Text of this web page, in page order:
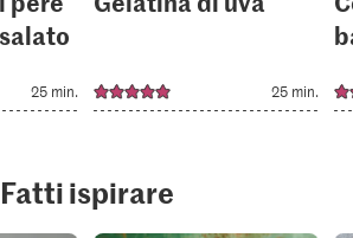
25 min. 25 min.
Fatti ispirare